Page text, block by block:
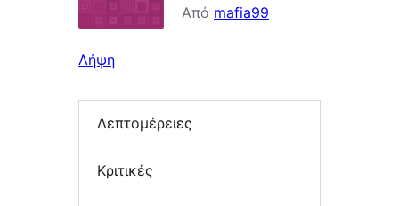
Από mafia99
Λήψη
Λεπτομέρειες
Κριτικές